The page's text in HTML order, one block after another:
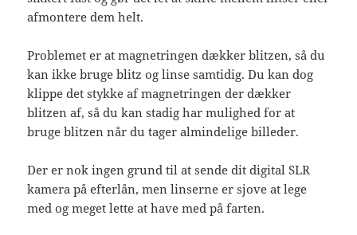
afmontere dem helt.
Problemet er at magnetringen dækker blitzen, så du
kan ikke bruge blitz og linse samtidig. Du kan dog
klippe det stykke af magnetringen der dækker
blitzen af, så du kan stadig har mulighed for at
bruge blitzen når du tager almindelige billeder.
Der er nok ingen grund til at sende dit digital SLR
kamera på efterlån, men linserne er sjove at lege
med og meget lette at have med på farten.